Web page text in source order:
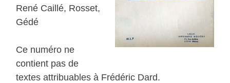
René Caillé, Rosset,
Gédé
Ce numéro ne
contient pas de
textes attribuables à Frédéric Dard.